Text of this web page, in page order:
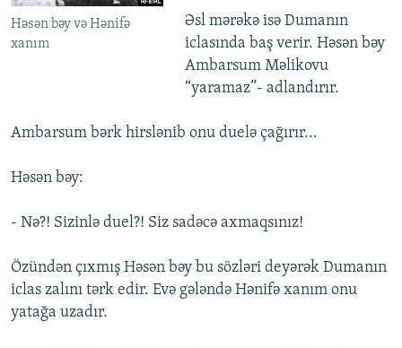
Həsən bəy və Hənifə
xanım
Əsl mərəkə isə Dumanın
iclasında baş verir. Həsən bəy
Ambarsum Məlikovu
“yaramaz”- adlandırır.
Ambarsum bərk hirslənib onu duelə çağırır...
Həsən bəy:
- Nə?! Sizinlə duel?! Siz sadəcə axmaqsınız!
Özündən çıxmış Həsən bəy bu sözləri deyərək Dumanın
iclas zalını tərk edir. Evə gələndə Hənifə xanım onu
yatağa uzadır.